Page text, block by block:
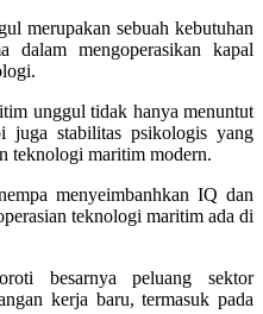
merupakan sebuah kebutuhan
dalam mengoperasikan kapal
unggul tidak hanya menuntut
juga stabilitas psikologis yang
teknologi maritim modern.
menyeimbanhkan IQ dan
teknologi maritim ada di
besarnya peluang sektor
kerja baru, termasuk pada